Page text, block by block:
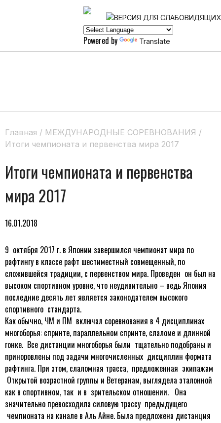
Powered by Translate
Главная / МЕЖДУНАРОДНЫЕ СОРЕВНОВАНИЯ /
Итоги чемпионата и первенства мира 2017
Итоги чемпионата и первенства
мира 2017
16.01.2018
9 октября 2017 г. в Японии завершился чемпионат мира по
рафтингу в классе рафт шестиместный совмещенный, по
сложившейся традиции, с первенством мира. Проведен он был на
высоком спортивном уровне, что неудивительно – ведь Япония
последние десять лет является законодателем высокого
спортивного стандарта.
Как обычно, ЧМ и ПМ включал соревнования в 4 дисциплинах
многоборья: спринте, параллельном спринте, слаломе и длинной
гонке. Все дистанции многоборья были тщательно подобраны и
приноровлены под задачи многочисленных дисциплин формата
рафтинга. При этом, слаломная трасса, предложенная экипажам
Открытой возрастной группы и Ветеранам, выглядела эталонной
как в спортивном, так и в зрительском отношении. Она
значительно превосходила силовую трассу предыдущего
чемпионата на канале в Аль Айне. Была предложена дистанция